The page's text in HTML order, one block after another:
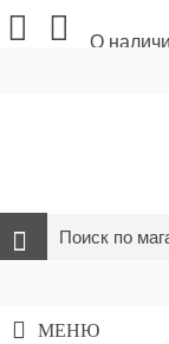
О
МЕНЮ